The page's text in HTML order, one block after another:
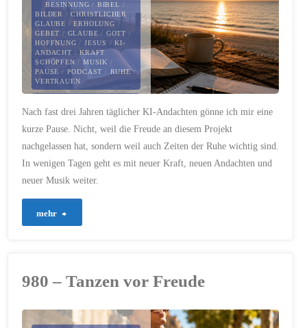
BESINNUNG / BIBEL /
BILDER /CHRISTLICHER
GLAUBE /ERHOLUNG /
GEBET / GLAUBE / GOTT /
HOFFNUNG / JESUS /KI-
ANDACHT /KRAFT
SCHÖPFEN / MUSIK /
PAUSE / PODCAST / RUHE/
VERTRAUEN
Nach fast drei Jahren täglicher KI-Andachten gönne ich mir eine
kurze Pause. Nicht, weil die Freude an diesem Projekt
nachgelassen hat, sondern weil auch Zeiten der Ruhe wichtig sind.
In wenigen Tagen geht es mit neuer Kraft, neuen Andachten und
neuer Musik weiter.
mehr
im
980 – Tanzen vor Freude